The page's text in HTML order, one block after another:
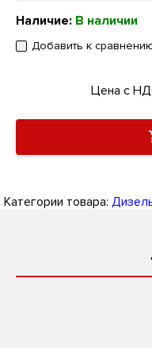
Наличие: В наличии
Добавить к
Цена с
Категории товара: